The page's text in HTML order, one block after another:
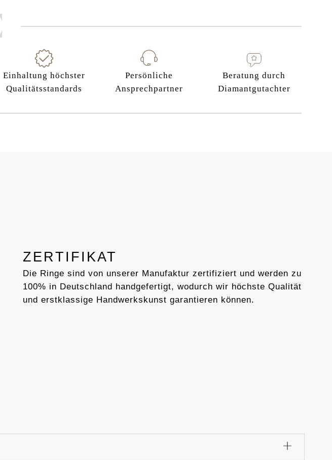
Einhaltung höchster
Qualitätsstandards
Persönliche
Ansprechpartner
Beratung durch
Diamantgutachter
ZERTIFIKAT
Die Ringe sind von unserer Manufaktur zertifiziert und werden zu
100% in Deutschland handgefertigt, wodurch wir höchste Qualität
und erstklassige Handwerkskunst garantieren können.